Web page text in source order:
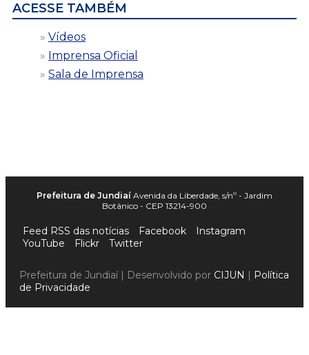
ACESSE TAMBÉM
Vídeos
Imprensa Oficial
Sala de Imprensa
Prefeitura de Jundiaí Avenida da Liberdade, s/nº - Jardim
Botânico - CEP 13214-900
Feed RSS das notícias Facebook
Instagram
YouTube
Flickr Twitter
Prefeitura de Jundiaí | Desenvolvido por CIJUN
Política
de Privacidade